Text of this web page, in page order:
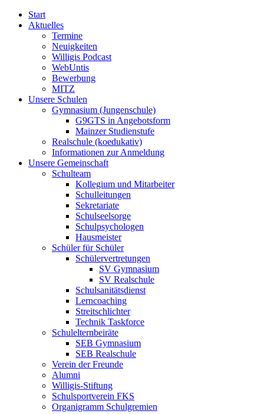
Start
Aktuelles
Termine
Neuigkeiten
Willigis Podcast
WebUntis
Bewerbung
MITZ
Unsere Schulen
Gymnasium (Jungenschule)
G9GTS in Angebotsform
Mainzer Studienstufe
Realschule (koedukativ)
Informationen zur Anmeldung
Unsere Gemeinschaft
Schulteam
Kollegium und Mitarbeiter
Schulleitungen
Sekretariate
Schulseelsorge
Schulpsychologen
Hausmeister
Schüler für Schüler
Schülervertretungen
SV Gymnasium
SV Realschule
Schulsanitätsdienst
Lerncoaching
Streitschlichter
Technik Taskforce
Schulelternbeiräte
SEB Gymnasium
SEB Realschule
Verein der Freunde
Alumni
Willigis-Stiftung
Schulsportverein FKS
Organigramm Schulgremien